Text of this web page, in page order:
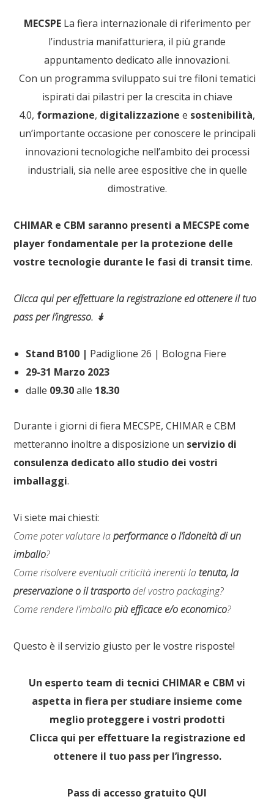
MECSPE La fiera internazionale di riferimento per
l’industria manifatturiera, il più grande
appuntamento dedicato alle innovazioni.
Con un programma sviluppato sui tre filoni tematici
ispirati dai pilastri per la crescita in chiave
4.0, formazione, digitalizzazione e sostenibilità,
un’importante occasione per conoscere le principali
innovazioni tecnologiche nell’ambito dei processi
industriali, sia nelle aree espositive che in quelle
dimostrative.
CHIMAR e CBM saranno presenti a MECSPE come
player fondamentale per la protezione delle
vostre tecnologie durante le fasi di transit time.
Clicca qui per effettuare la registrazione ed ottenere il tuo
pass per l’ingresso. ↡
Stand B100 | Padiglione 26 | Bologna Fiere
29-31 Marzo 2023
dalle 09.30alle 18.30
Durante i giorni di fiera MECSPE, CHIMAR e CBM
metteranno inoltre a disposizione un servizio di
consulenza dedicato allo studio dei vostri
imballaggi.
Vi siete mai chiesti:
Come poter valutare laperformance o l’idoneità di un
imballo?
Come risolvere eventuali criticità inerenti la tenuta, la
preservazione o il trasportodel vostro packaging?
Come rendere l’imballopiù efficace e/o economico?
Questo è il servizio giusto per le vostre risposte!
Un esperto team di tecnici CHIMAR e CBM vi
aspetta in fiera per studiare insieme come
meglio proteggere i vostri prodotti
Clicca qui per effettuare la registrazione ed
ottenere il tuo pass per l’ingresso.
Pass di accesso gratuito QUI